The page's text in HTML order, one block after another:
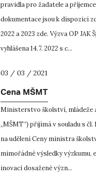
pravidla pro žadatele a
dokumentace jsou k dispozici
2022 a 2023 zde. Výzva OP
vyhlášena 14.7. 2022 s c...
03 / 03 / 2021
Cena MŠMT
Ministerstvo školství, mládeže
„MŠMT“) přijímá v souladu s
na udělení Ceny ministra
mimořádné výsledky výzkumu,
inovací dosažené význ...